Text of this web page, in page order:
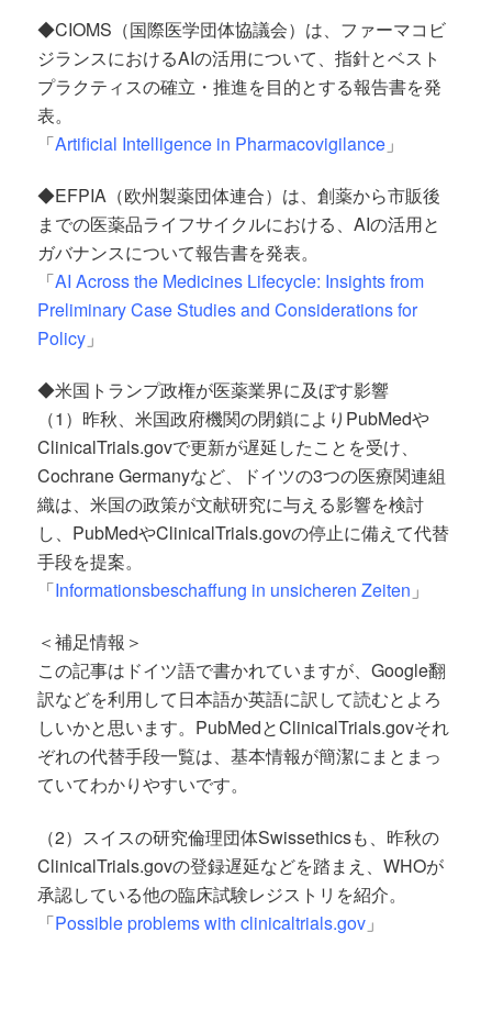
◆CIOMS（国際医学団体協議会）は、ファーマコビ
ジランスにおけるAIの活用について、指針とベスト
プラクティスの確立・推進を目的とする報告書を発
表。
「Artificial Intelligence in Pharmacovigilance 」
◆EFPIA（欧州製薬団体連合）は、創薬から市販後
までの医薬品ライフサイクルにおける、AIの活用と
ガバナンスについて報告書を発表。
「AI Across the Medicines Lifecycle: Insights from
Preliminary Case Studies and Considerations for
Policy 」
◆米国トランプ政権が医薬業界に及ぼす影響
（1）昨秋、米国政府機関の閉鎖によりPubMedや
ClinicalTrials.govで更新が遅延したことを受け、
Cochrane Germanyなど、ドイツの3つの医療関連組
織は、米国の政策が文献研究に与える影響を検討
し、PubMedやClinicalTrials.govの停止に備えて代替
手段を提案。
「Informationsbeschaffung in unsicheren Zeiten 」
＜補足情報＞
この記事はドイツ語で書かれていますが、Google翻
訳などを利用して日本語か英語に訳して読むとよろ
しいかと思います。PubMedとClinicalTrials.govそれ
ぞれの代替手段一覧は、基本情報が簡潔にまとまっ
ていてわかりやすいです。
（2）スイスの研究倫理団体Swissethicsも、昨秋の
ClinicalTrials.govの登録遅延などを踏まえ、WHOが
承認している他の臨床試験レジストリを紹介。
「Possible problems with clinicaltrials.gov 」